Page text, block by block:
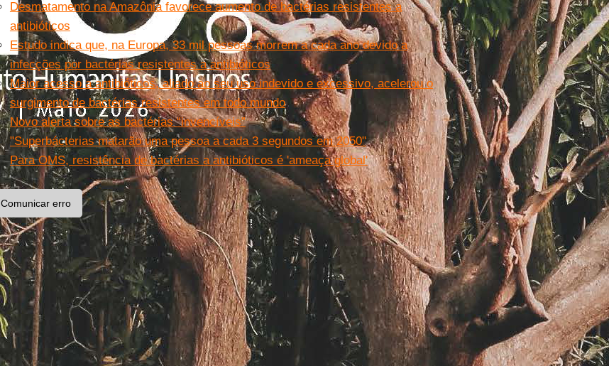
Desmatamento na Amazônia favorece aumento de bactérias resistentes a
antibióticos
Estudo indica que, na Europa, 33 mil pessoas morrem a cada ano devido a
infecções por bactérias resistentes a antibióticos
Maior acesso a antibióticos, aliado ao seu uso indevido e excessivo, acelerou o
surgimento de bactérias resistentes em todo mundo
Novo alerta sobre as bactérias “invencíveis”
"Superbácterias matarão uma pessoa a cada 3 segundos em 2050"
Para OMS, resistência de bactérias a antibióticos é 'ameaça global'
Comunicar erro